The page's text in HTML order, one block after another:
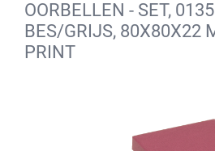
OORBELLEN - SET,
BES/GRIJS, 80X80X22
PRINT